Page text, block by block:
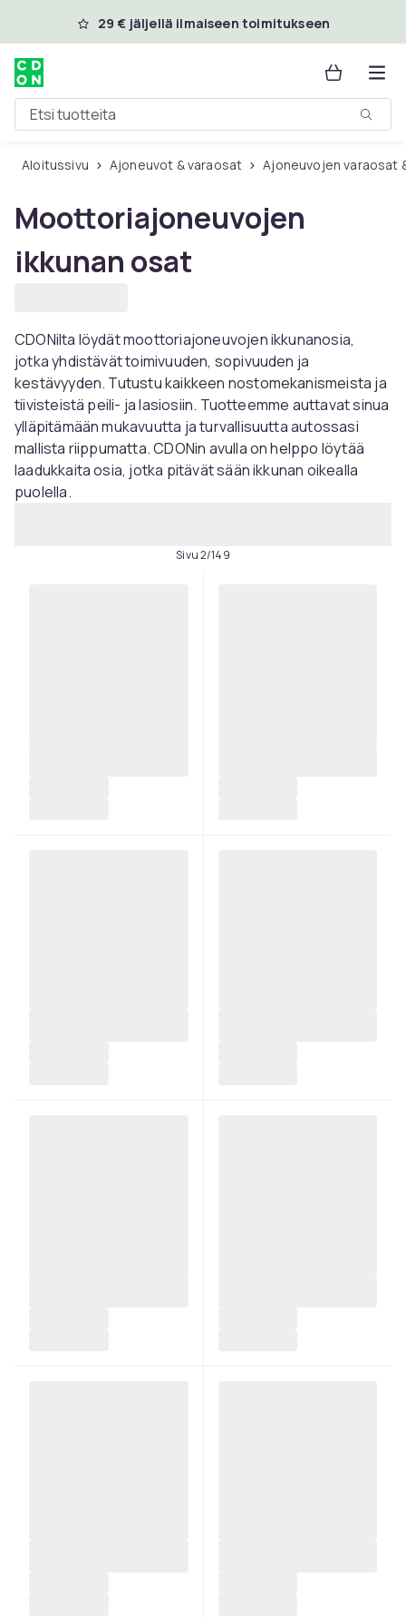
Ohita ja siirry pääsisältöön
29 € jäljellä ilmaiseen toimitukseen
Etsi tuotteita
Aloitussivu Ajoneuvot & varaosat Ajoneuvojen varaosat
Moottoriajoneuvojen
ikkunan osat
CDONilta löydät moottoriajoneuvojen ikkunanosia,
jotka yhdistävät toimivuuden, sopivuuden ja
kestävyyden. Tutustu kaikkeen nostomekanismeista ja
tiivisteistä peili- ja lasiosiin. Tuotteemme auttavat sinua
ylläpitämään mukavuutta ja turvallisuutta autossasi
mallista riippumatta. CDONin avulla on helppo löytää
laadukkaita osia, jotka pitävät sään ikkunan oikealla
puolella.
Sivu 2/149